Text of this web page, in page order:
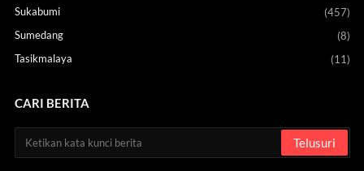
Sukabumi
(457)
Sumedang
(8)
Tasikmalaya
(11)
CARI BERITA